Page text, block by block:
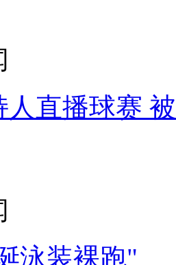
人直播球赛
泳装裸跑"